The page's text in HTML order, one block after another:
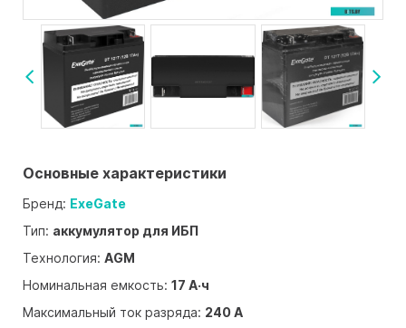
Основные характеристики
Бренд: ExeGate
Тип: аккумулятор для ИБП
Технология: AGM
Номинальная емкость: 17 А·ч
Максимальный ток разряда: 240 А